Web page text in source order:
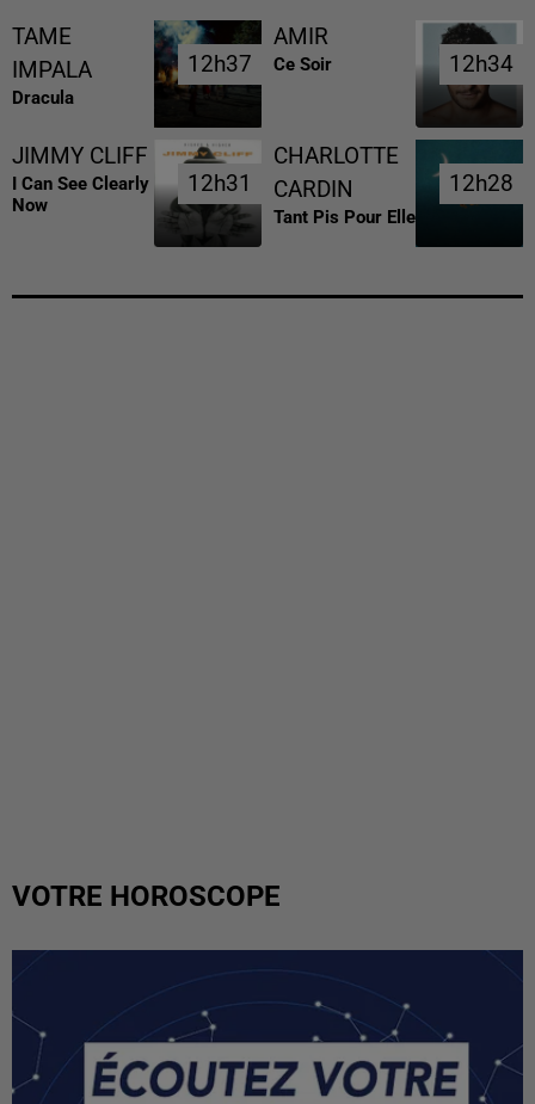
TAME
IMPALA
Dracula
12h37
12h37
AMIR
Ce Soir 12h34
12h34
JIMMY CLIFF
I Can See Clearly
Now
12h31
12h31
CHARLOTTE
CARDIN
Tant Pis Pour Elle
12h28
12h28
VOTRE HOROSCOPE